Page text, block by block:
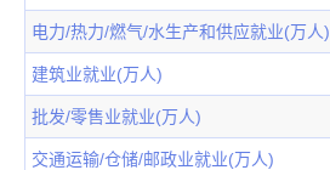
电力/热力/燃气/水生产和供应就业(万人)
建筑业就业(万人)
批发/零售业就业(万人)
交通运输/仓储/邮政业就业(万人)